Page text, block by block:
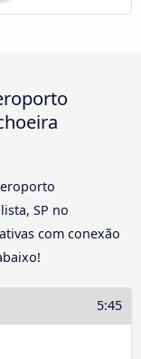
SP no
com conexão
5:45